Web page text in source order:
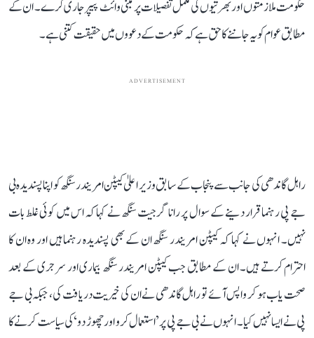
حکومت ملازمتوں اور بھرتیوں کی مکمل تفصیلات پر مبنی وائٹ پیپر جاری کرے۔ ان کے
مطابق عوام کو یہ جاننے کا حق ہے کہ حکومت کے دعووں میں حقیقت کتنی ہے۔
ADVERTISEMENT
راہل گاندھی کی جانب سے پنجاب کے سابق وزیر اعلیٰ کیپٹن امریندر سنگھ کو اپنا پسندیدہ بی
جے پی رہنما قرار دینے کے سوال پر رانا گرجیت سنگھ نے کہا کہ اس میں کوئی غلط بات
نہیں۔ انہوں نے کہا کہ کیپٹن امریندر سنگھ ان کے بھی پسندیدہ رہنما ہیں اور وہ ان کا
احترام کرتے ہیں۔ ان کے مطابق جب کیپٹن امریندر سنگھ بیماری اور سرجری کے بعد
صحت یاب ہو کر واپس آئے تو راہل گاندھی نے ان کی خیریت دریافت کی، جبکہ بی جے
پی نے ایسا نہیں کیا۔ انہوں نے بی جے پی پر ’استعمال کرو اور چھوڑ دو‘ کی سیاست کرنے کا